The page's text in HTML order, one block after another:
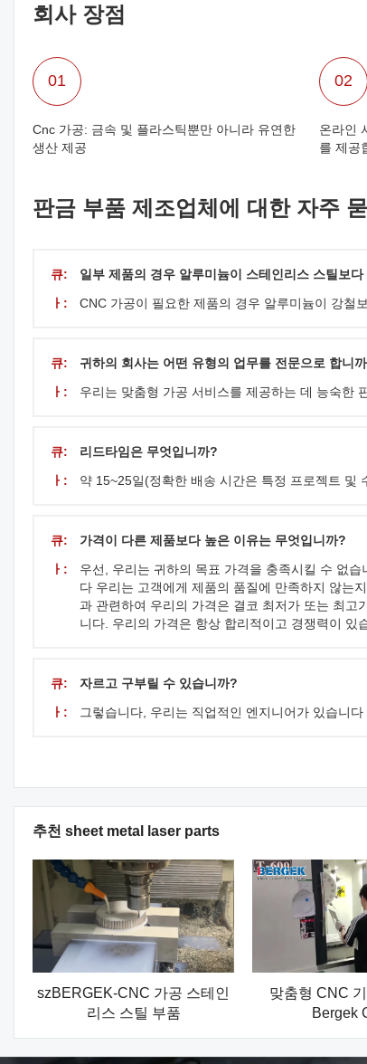
회사 장점
01
Cnc 가공: 금속 및 플라스틱뿐만 아니라 유연한
생산 제공
02
온라인
를 제공
판금 부품 제조업체에 대한 자주
큐:
일부 제품의 경우 알루미늄이 스테인리스 스틸보
ㅏ:
CNC 가공이 필요한 제품의 경우 알루미늄이 강철
큐:
귀하의 회사는 어떤 유형의 업무를 전문으로 합니
ㅏ:
우리는 맞춤형 가공 서비스를 제공하는 데 능숙한
큐:
리드타임은 무엇입니까?
ㅏ:
약 15~25일(정확한 배송 시간은 특정 프로젝트 및
큐:
가격이 다른 제품보다 높은 이유는 무엇입니까?
ㅏ:
우선, 우리는 귀하의 목표 가격을 충족시킬 수 없
다 우리는 고객에게 제품의 품질에 만족하지 않는
과 관련하여 우리의 가격은 결코 최저가 또는 최고
니다. 우리의 가격은 항상 합리적이고 경쟁력이 있
큐:
자르고 구부릴 수 있습니까?
ㅏ:
그렇습니다, 우리는 직업적인 엔지니어가 있습니다
추천 sheet metal laser parts
szBERGEK-CNC 가공 스테인
리스 스틸 부품
맞춤형 CNC
Bergek